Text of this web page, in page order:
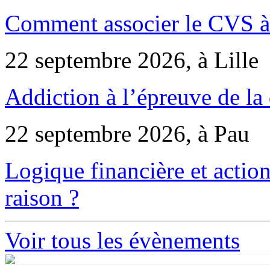
Comment associer le CVS
22 septembre 2026, à Lille
Addiction à l’épreuve de
22 septembre 2026, à Pau
Logique financière et
raison ?
Voir tous les évènements